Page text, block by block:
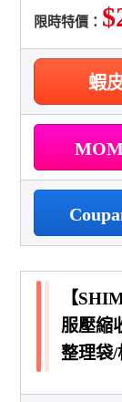
限時特價：
蝦
【
服壓縮
整理袋